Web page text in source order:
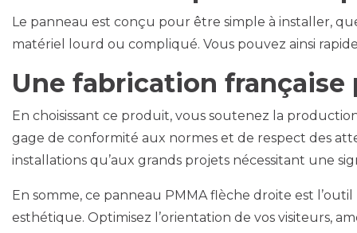
Le panneau est conçu pour être simple à installer,
matériel lourd ou compliqué. Vous pouvez ainsi
Une fabrication
En choisissant ce produit, vous soutenez la
gage de conformité aux normes et de respect des
installations qu’aux grands projets nécessitant une
En somme, ce panneau PMMA flèche droite est
esthétique. Optimisez l’orientation de vos visiteurs,